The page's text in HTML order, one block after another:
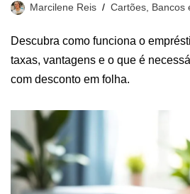
Marcilene Reis Cartões, Bancos
Descubra como funciona o
taxas, vantagens e o que é
com desconto em folha.